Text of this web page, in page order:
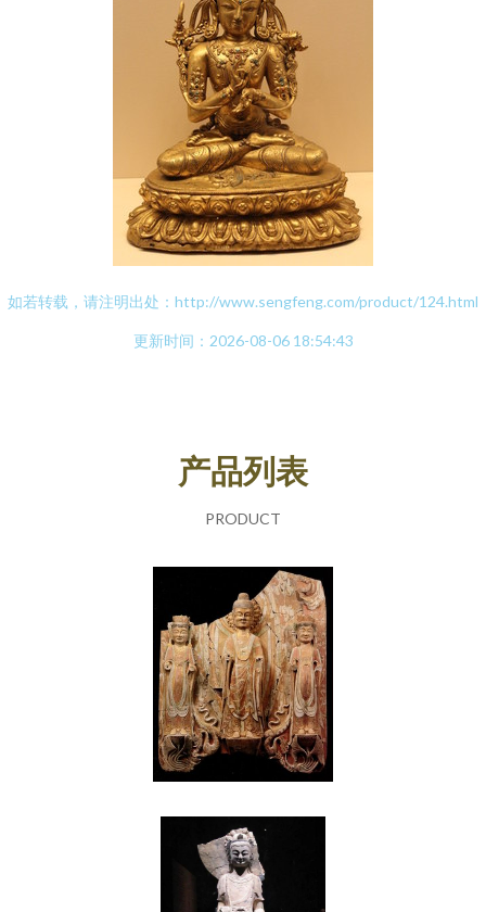
如若转载，请注明出处：http://www.sengfeng.com/product/124.html
更新时间：2026-08-06 18:54:43
产品列表
PRODUCT